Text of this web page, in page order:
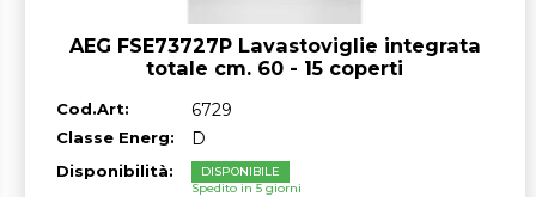
AEG FSE73727P Lavastoviglie integrata
totale cm. 60 - 15 coperti
Cod.Art: 6729
Classe Energ: D
Disponibilità:
DISPONIBILE
Spedito in 5 giorni